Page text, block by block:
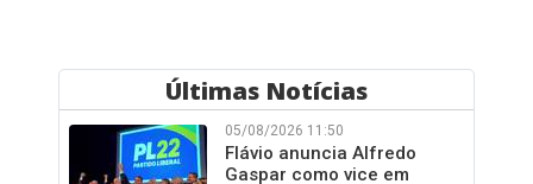
Últimas Notícias
05/08/2026 11:50
Flávio anuncia Alfredo
Gaspar como vice em